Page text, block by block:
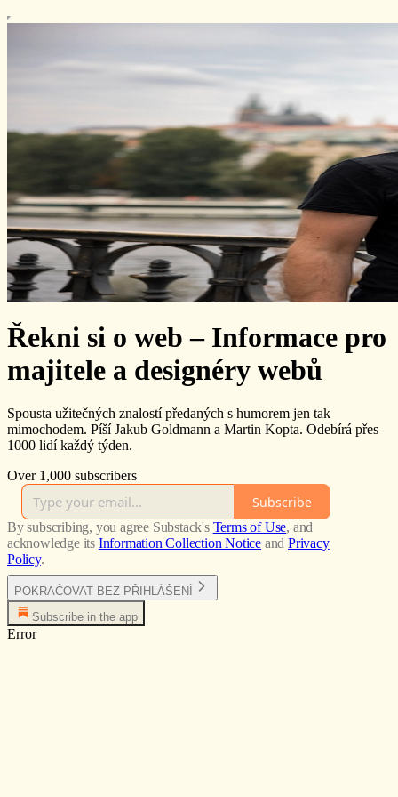
Řekni si o web – Informace pro
majitele a designéry webů
Spousta užitečných znalostí předaných s humorem jen tak
mimochodem. Píší Jakub Goldmann a Martin Kopta. Odebírá přes
1000 lidí každý týden.
Over 1,000 subscribers
Subscribe
By subscribing, you agree Substack's Terms of Use, and
acknowledge its Information Collection Notice and Privacy
Policy.
POKRAČOVAT BEZ PŘIHLÁŠENÍ
Subscribe in the app
Error